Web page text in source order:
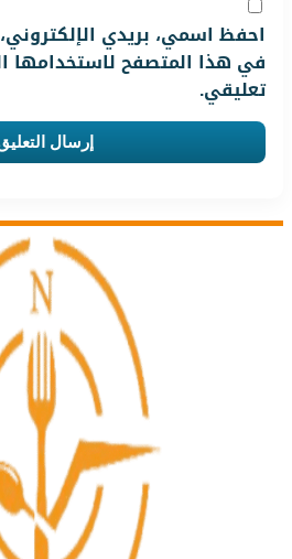
احفظ اسمي، بريدي الإلكتروني،
في هذا المتصفح لاستخدامها
تعليقي.